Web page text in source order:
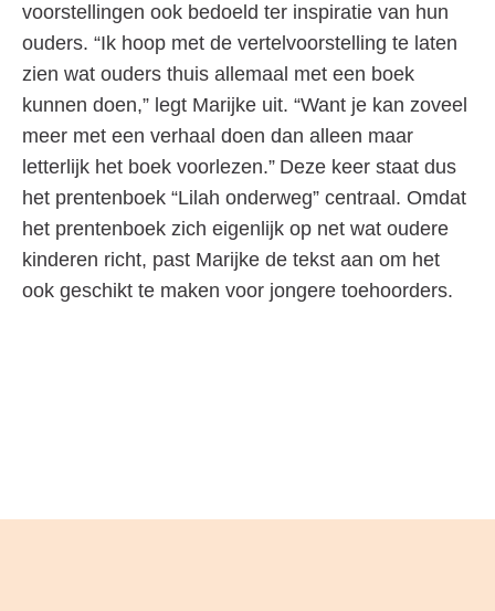
voorstellingen ook bedoeld ter inspiratie van hun
ouders. “Ik hoop met de vertelvoorstelling te laten
zien wat ouders thuis allemaal met een boek
kunnen doen,” legt Marijke uit. “Want je kan zoveel
meer met een verhaal doen dan alleen maar
letterlijk het boek voorlezen.” Deze keer staat dus
het prentenboek “Lilah onderweg” centraal. Omdat
het prentenboek zich eigenlijk op net wat oudere
kinderen richt, past Marijke de tekst aan om het
ook geschikt te maken voor jongere toehoorders.